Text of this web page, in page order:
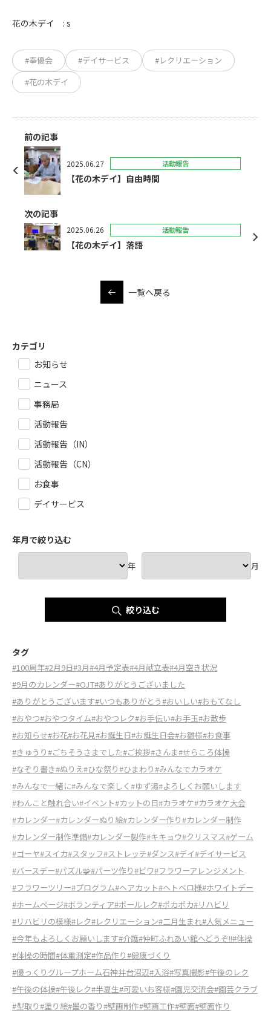
花の木デイ : s
#奉優会 #デイサービス
#レクリエーション
#花の木デイ
前の記事
2025.06.27 活動報告
【花の木デイ】自由時間
次の記事
2025.06.26 活動報告
【花の木デイ】落語
一覧へ戻る
カテゴリ
お知らせ
ニュース
事務局
活動報告
活動報告（IN）
活動報告（CN）
お食事
デイサービス
年月で絞り込む
年 月
絞り込む
タグ
#100周年#2月9日#3月#4月予定表#4月献立表#4月空き状況
#9月のカレンダー#OJT#ありがとうございました
#ありがとうございます#いつもありがとう#おいしい#おもてなし
#おやつ#おやつタイム#おやつレク#お手伝い#お手玉#お散歩
#お知らせ#お花#お花見#お誕生日#お誕生日会#お雛様#お食事
#きゅうり#ごちそうさまでした#ご挨拶#さんま#せらころ体操
#なぞり書き#ぬりえ#ひな祭り#ひまわり#みんなでカラオケ
#みんなで一緒に#みんなで楽しく #ゆず湯#よろしくお願いします
#わんこと触れ合い#イベント#カットの日#カラオケ#カラオケ大会
#カレンダー#カレンダーぬり絵#カレンダー作り#カレンダー制作
#カレンダー制作準備#カレンダー製作#キキョウ#クリスマス#ゲーム
#ゴーヤ#スイカ#スタッフ#ストレッチ#ダンス#デイ#デイサービス
#バースデー#パズル🧩#パーツ作り#ビワ#フラワーアレンジメント
#フラワーツリー#プログラム#ヘアカット#ヘトベロ様#ホワイトデー
#ホームページ#ボランティア#ボールレク#ポカポカ#リハビリ
#リハビリの模様#レク#レクリエーション#二月生まれ#人気メニュー
#今年もよろしくお願いします#介護#仲町ふれあい館へどうぞ!!#体操
#体操の時間#体重測定#作品作り#健康づくり
#優っくりグループホーム石神井台沼辺#入浴#写真撮影#午後のレク
#午後の体操#午後レク#半夏生#可愛いお客様#園児交流会#園芸クラブ
#型取り#塗り絵#墨の香り#壁画制作#壁画工作#壁面#壁面作り